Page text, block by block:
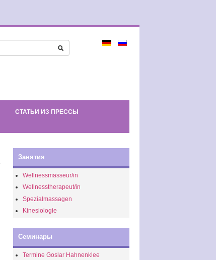
СТАТЬИ ИЗ ПРЕССЫ
Занятия
Wellnessmasseur/in
Wellnesstherapeut/in
Spezialmassagen
Kinesiologie
Семинары
Termine Goslar Hahnenklee